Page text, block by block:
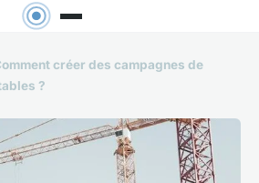
créer des campagnes de
?